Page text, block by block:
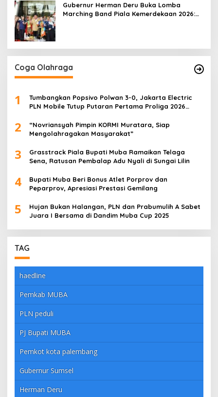
Gubernur Herman Deru Buka Lomba
Marching Band Piala Kemerdekaan 2026:
Coga Olahraga
1
Tumbangkan Popsivo Polwan 3-0, Jakarta Electric
PLN Mobile Tutup Putaran Pertama Proliga 2026
2
“Novriansyah Pimpin KORMI Muratara, Siap
Mengolahragakan Masyarakat”
3
Grasstrack Piala Bupati Muba Ramaikan Telaga
Sena, Ratusan Pembalap Adu Nyali di Sungai Lilin
4
Bupati Muba Beri Bonus Atlet Porprov dan
Peparprov, Apresiasi Prestasi Gemilang
5
Hujan Bukan Halangan, PLN dan Prabumulih A Sabet
Juara I Bersama di Dandim Muba Cup 2025
TAG
haedline
Pemkab MUBA
PLN peduli
PJ Bupati MUBA
Pemkot kota palembang
Gubernur Sumsel
Herman Deru